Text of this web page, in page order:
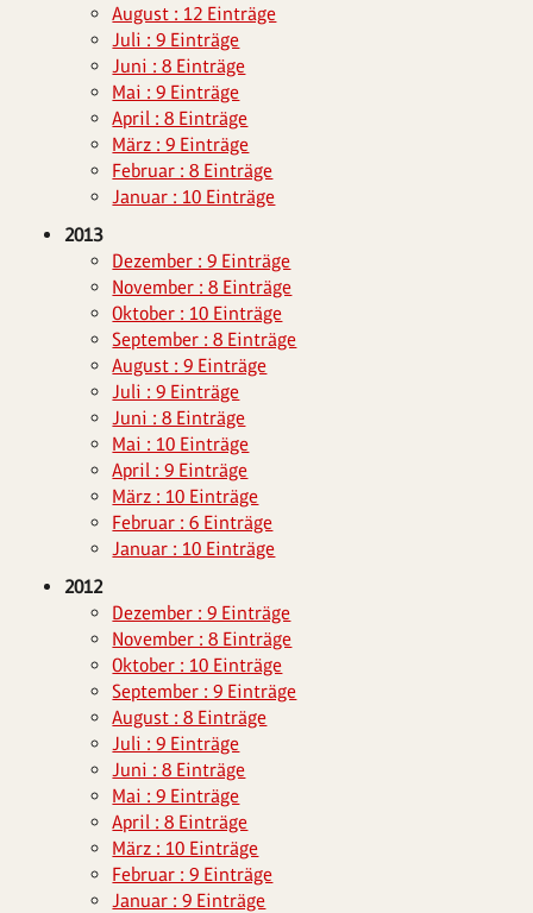
August : 12 Einträge
Juli : 9 Einträge
Juni : 8 Einträge
Mai : 9 Einträge
April : 8 Einträge
März : 9 Einträge
Februar : 8 Einträge
Januar : 10 Einträge
2013
Dezember : 9 Einträge
November : 8 Einträge
Oktober : 10 Einträge
September : 8 Einträge
August : 9 Einträge
Juli : 9 Einträge
Juni : 8 Einträge
Mai : 10 Einträge
April : 9 Einträge
März : 10 Einträge
Februar : 6 Einträge
Januar : 10 Einträge
2012
Dezember : 9 Einträge
November : 8 Einträge
Oktober : 10 Einträge
September : 9 Einträge
August : 8 Einträge
Juli : 9 Einträge
Juni : 8 Einträge
Mai : 9 Einträge
April : 8 Einträge
März : 10 Einträge
Februar : 9 Einträge
Januar : 9 Einträge